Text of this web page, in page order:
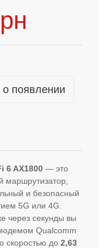
появлении
6 AX1800 — это
и безопасный
5G или 4G.
через секунды вы
Qualcomm
скоростью до 2,63